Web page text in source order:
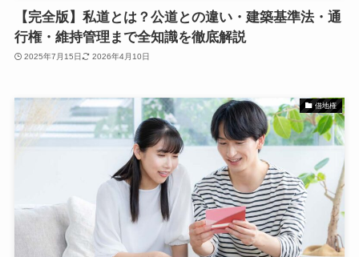
【完全版】私道とは？公道との違い・建築基準法・通
行権・維持管理まで全知識を徹底解説
2025年7月15日 2026年4月10日
借地権